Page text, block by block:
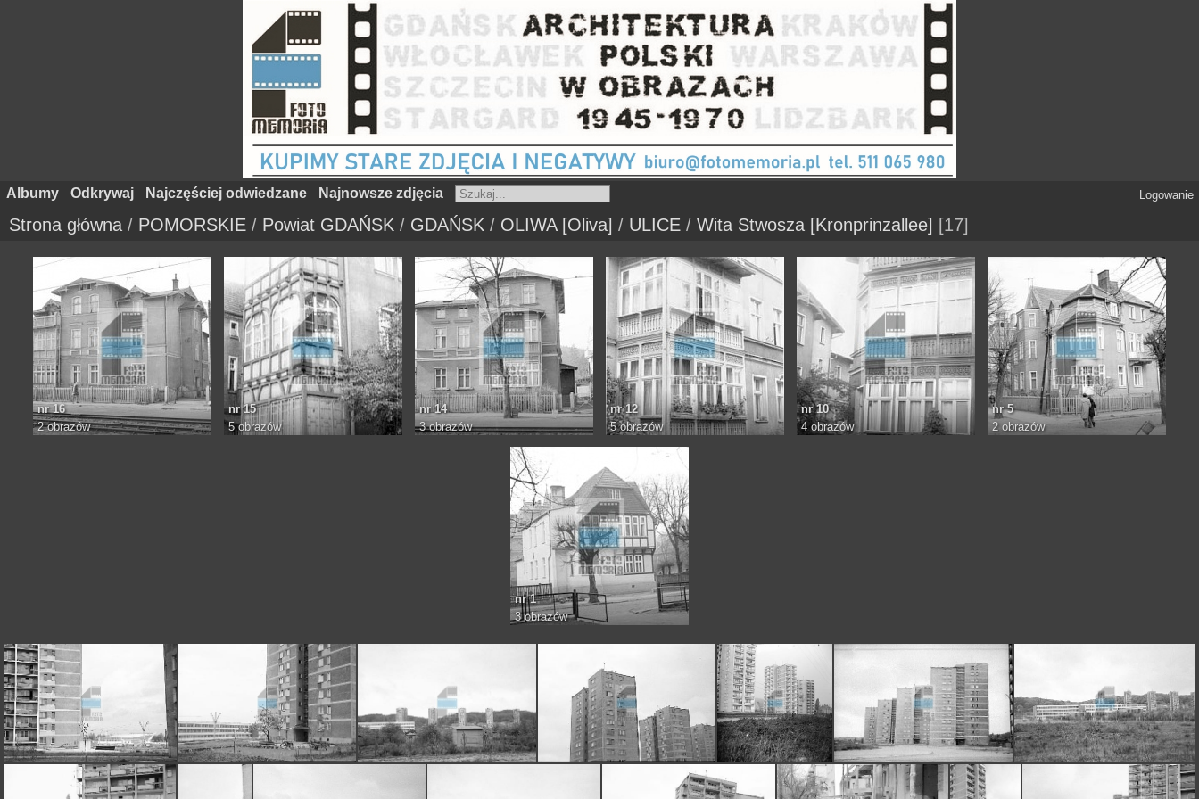
Albumy Odkrywaj Najczęściej odwiedzane Najnowsze zdjęcia Logowanie
Strona główna / POMORSKIE / Powiat GDAŃSK / GDAŃSK / OLIWA [Oliva] / ULICE / Wita Stwosza [Kronprinzallee] 17
nr 16
2 obrazów
nr 15
5 obrazów
nr 14
3 obrazów
nr 12
5 obrazów
nr 10
4 obrazów
nr 5
2 obrazów
nr 1
3 obrazów